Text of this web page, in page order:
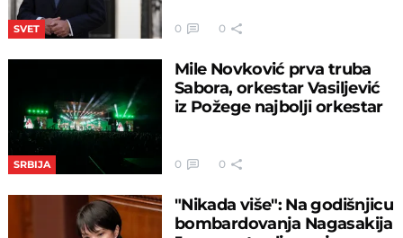
SVET 0 0
SRBIJA
Mile Novković prva truba
Sabora, orkestar Vasiljević
iz Požege najbolji orkestar
0 0
"Nikada više": Na godišnjicu
bombardovanja Nagasakija